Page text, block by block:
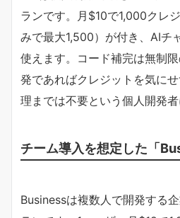
ランです。月$10で1,000クレ
みで最大1,500）が付き、AIチ
使えます。コード補完は無制
発であればクレジットを気に
理までは不要という個人開発者
チーム導入を想定した「
Businessは複数人で開発する